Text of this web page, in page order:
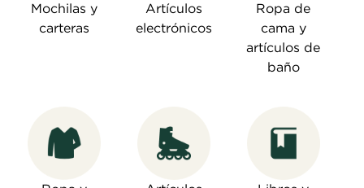
Mochilas y
carteras
Artículos
electrónicos
Ropa de
cama y
artículos de
baño